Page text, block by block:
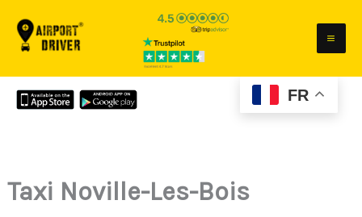
FR
Taxi Noville-Les-Bois